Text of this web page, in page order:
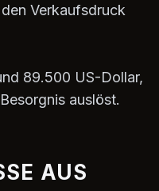
Verkaufsdruck
89.500 US-Dollar,
auslöst.
AUS